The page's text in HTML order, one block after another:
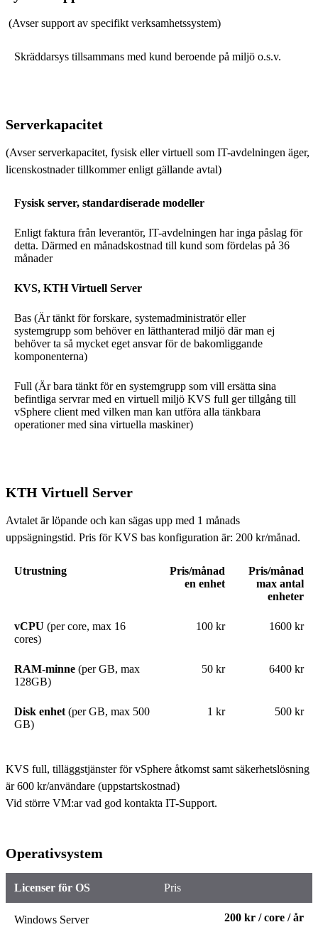
(Avser support av specifikt verksamhetssystem)
Skräddarsys tillsammans med kund beroende på miljö o.s.v.
Serverkapacitet
(Avser serverkapacitet, fysisk eller virtuell som IT-avdelningen äger,
licenskostnader tillkommer enligt gällande avtal)
Fysisk server, standardiserade modeller
Enligt faktura från leverantör, IT-avdelningen har inga påslag för
detta. Därmed en månadskostnad till kund som fördelas på 36
månader
KVS, KTH Virtuell Server
Bas (Är tänkt för forskare, systemadministratör eller
systemgrupp som behöver en lätthanterad miljö där man ej
behöver ta så mycket eget ansvar för de bakomliggande
komponenterna)
Full (Är bara tänkt för en systemgrupp som vill ersätta sina
befintliga servrar med en virtuell miljö KVS full ger tillgång till
vSphere client med vilken man kan utföra alla tänkbara
operationer med sina virtuella maskiner)
KTH Virtuell Server
Avtalet är löpande och kan sägas upp med 1 månads
uppsägningstid. Pris för KVS bas konfiguration är: 200 kr/månad.
Utrustning
Pris/månad
en enhet
Pris/månad
max antal
enheter
vCPU (per core, max 16
cores)
100 kr 1600 kr
RAM-minne (per GB, max
128GB)
50 kr 6400 kr
Disk enhet (per GB, max 500
GB)
1 kr 500 kr
KVS full, tilläggstjänster för vSphere åtkomst samt säkerhetslösning
är 600 kr/användare (uppstartskostnad)
Vid större VM:ar vad god kontakta IT-Support.
Operativsystem
Licenser för OS Pris
Windows Server 200 kr / core / år